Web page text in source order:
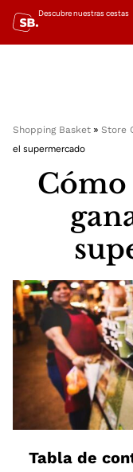
Descubre nuestras cestas
Shopping Basket » Store
el supermercado
Cómo
Tabla de